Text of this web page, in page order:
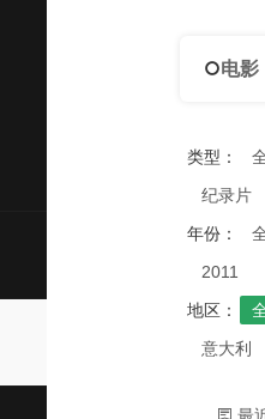
电影
类型：
纪录片
年份：
2011
地区：
意大利